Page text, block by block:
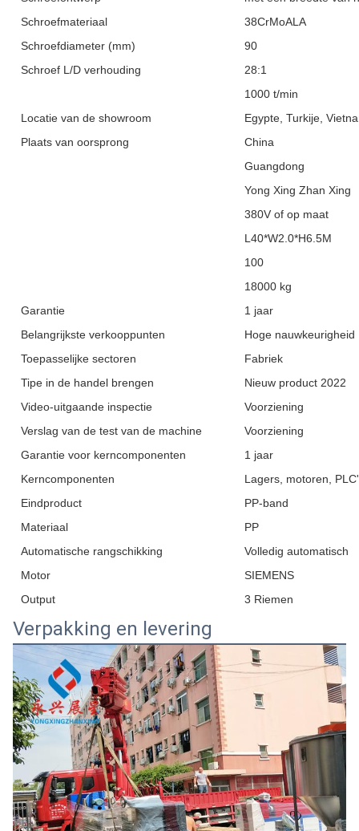
Schroefmateriaal
38CrMoALA
Schroefdiameter (mm)
90
Schroef L/D verhouding
28:1
1000 t/min
Locatie van de showroom
Egypte, Turkije,
Plaats van oorsprong
China
Guangdong
Yong Xing Zhan Xing
380V of op maat
L40*W2.0*H6.5M
100
18000 kg
Garantie
1 jaar
Belangrijkste verkooppunten
Hoge nauwkeurigheid
Toepasselijke sectoren
Fabriek
Tipe in de handel brengen
Nieuw product 2022
Video-uitgaande inspectie
Voorziening
Verslag van de test van de machine
Voorziening
Garantie voor kerncomponenten
1 jaar
Kerncomponenten
Lagers, motoren,
Eindproduct
PP-band
Materiaal
PP
Automatische rangschikking
Volledig automatisch
Motor
SIEMENS
Output
3 Riemen
Verpakking en levering